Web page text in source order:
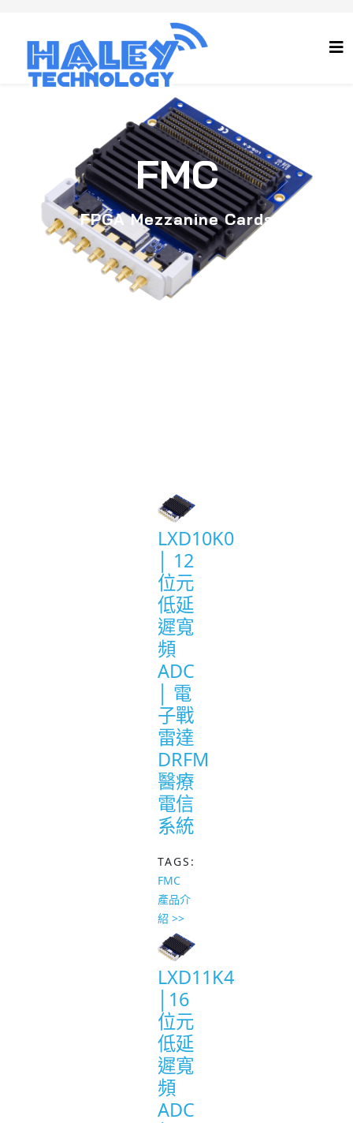
FMC
FPGA Mezzanine Cards
LXD10K0
│ 12
位元
低延
遲寬
頻
ADC
│ 電
子戰
雷達
DRFM
醫療
電信
系統
TAGS:
FMC
產品介
紹 >>
LXD11K4
│16
位元
低延
遲寬
頻
ADC